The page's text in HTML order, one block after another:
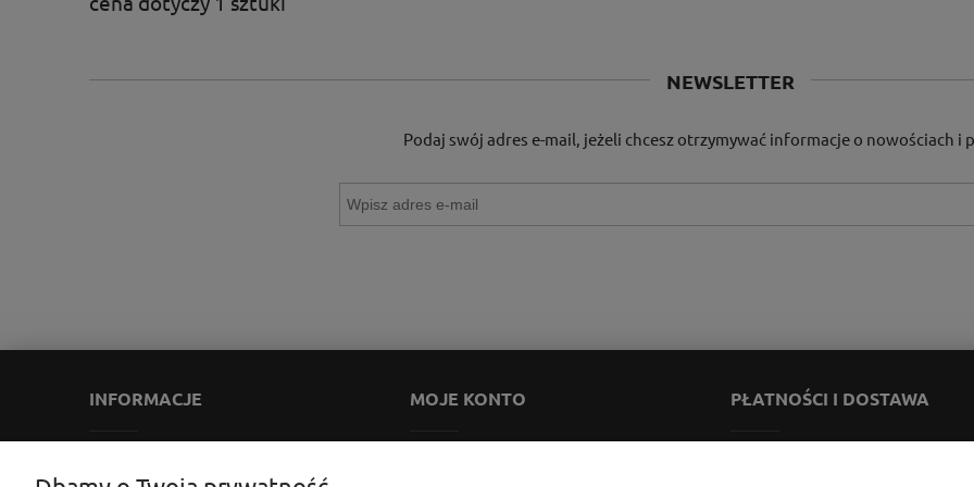
NEWSLETTER
Podaj swój adres e-mail, jeżeli chcesz otrzymywać informacje o nowościach i
INFORMACJE MOJE KONTO PŁATNOŚCI I DOSTAWA